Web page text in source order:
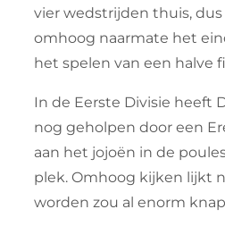
vier wedstrijden thuis,
omhoog naarmate het
het spelen van een halve
In de Eerste Divisie heeft
nog geholpen door een
aan het jojoën in de
plek. Omhoog kijken lijkt
worden zou al enorm